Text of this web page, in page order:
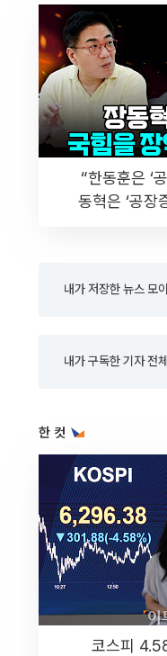
“한동훈은 ‘
동혁은 ‘공장
내가 저장한 뉴스 모
내가 구독한 기자 전
한 컷
코스피